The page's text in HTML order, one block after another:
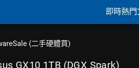
即時熱門
(二手硬體買)
GX10 1TB (DGX Spark)